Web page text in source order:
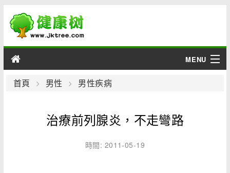
MENU
男性
首頁 男性 男性疾病
治療前列腺炎，不走彎路
時間: 2011-05-19